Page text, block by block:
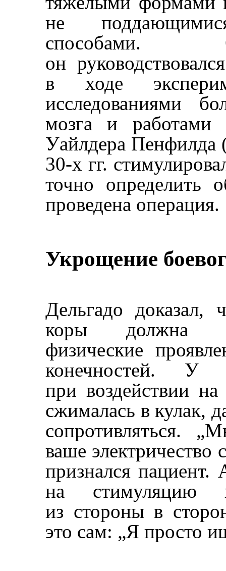
не
способами.
он
в ходе
исследованиями
мозга и работами
Уайлдера Пенфилда
30-х гг.
точно определить
проведена операция.
Укрощение
Дельгадо доказал,
коры должна
физические
конечностей. У
при воздействии
сжималась в кулак,
сопротивляться.
ваше
признался пациент.
на стимуляцию
из стороны в
это сам: „Я просто